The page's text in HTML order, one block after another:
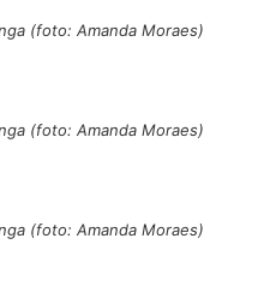
(foto: Amanda Moraes)
(foto: Amanda Moraes)
(foto: Amanda Moraes)